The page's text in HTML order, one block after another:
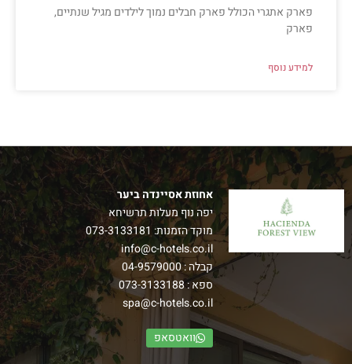
פארק אתגרי הכולל פארק חבלים נמוך לילדים מגיל שנתיים,
פארק
למידע נוסף
אחוזת אסיינדה ביער
יפה נוף מעלות תרשיחא
מוקד הזמנות: 073-3133181
info@c-hotels.co.il
קבלה :04-9579000
ספא :073-3133188
spa@c-hotels.co.il
וואטסאפ